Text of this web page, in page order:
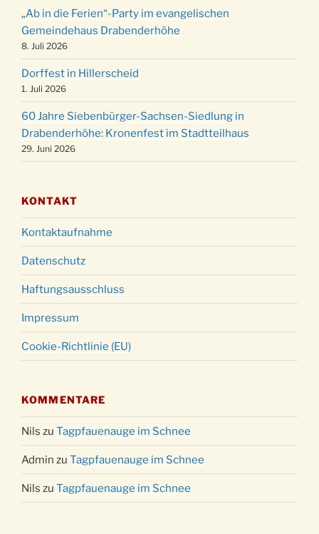
24.12.
15:00 Uhr
24.12.
Weihnachtsgottesdienst in der Kirche um
18:00 Uhr
24.12.
Christmette mit der ev. Jugend in der Kirche
um 23:00 Uhr
31.12.
Gottesdienst zu Silvester in der Kirche um
18:00 Uhr
„Ab in die Ferien“-Party im evangelischen
Gemeindehaus Drabenderhöhe
8. Juli 2026
Dorffest in Hillerscheid
1. Juli 2026
60 Jahre Siebenbürger-Sachsen-Siedlung in
Drabenderhöhe: Kronenfest im Stadtteilhaus
29. Juni 2026
KONTAKT
Kontaktaufnahme
Datenschutz
Haftungsausschluss
Impressum
Cookie-Richtlinie (EU)
KOMMENTARE
Nils zu Tagpfauenauge im Schnee
Admin zu Tagpfauenauge im Schnee
Nils zu Tagpfauenauge im Schnee